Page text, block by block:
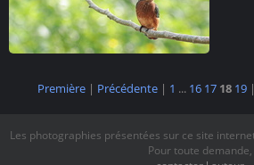
Première | Précédente | 1 ... 16 17 18 19 |
Les photographies présentées sur ce site
Pour toute demande,